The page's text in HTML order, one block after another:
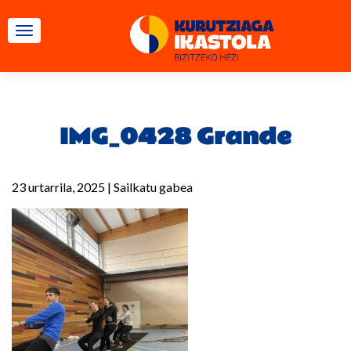
TOGGLE NAVIGATION
IMG_0428 Grande
23 urtarrila, 2025 | Sailkatu gabea